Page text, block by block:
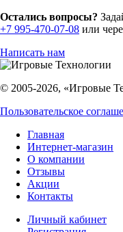
Остались вопросы?
+7 995-470-07-08 или
Написать нам
© 2005-2026, «Игровые
Пользовательское
Главная
Интернет-магазин
О компании
Отзывы
Акции
Контакты
Личный кабинет